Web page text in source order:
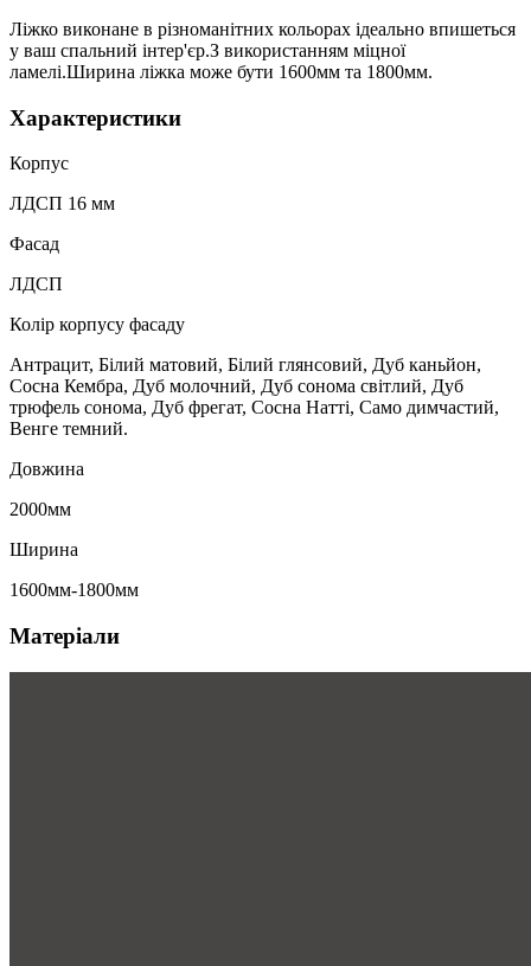
Ліжко виконане в різноманітних кольорах ідеально впишеться
у ваш спальний інтер'єр.З використанням міцної
ламелі.Ширина ліжка може бути 1600мм та 1800мм.
Характеристики
Корпус
ЛДСП 16 мм
Фасад
ЛДСП
Колір корпусу фасаду
Антрацит, Білий матовий, Білий глянсовий, Дуб каньйон,
Сосна Кембра, Дуб молочний, Дуб сонома світлий, Дуб
трюфель сонома, Дуб фрегат, Сосна Натті, Само димчастий,
Венге темний.
Довжина
2000мм
Ширина
1600мм-1800мм
Матеріали